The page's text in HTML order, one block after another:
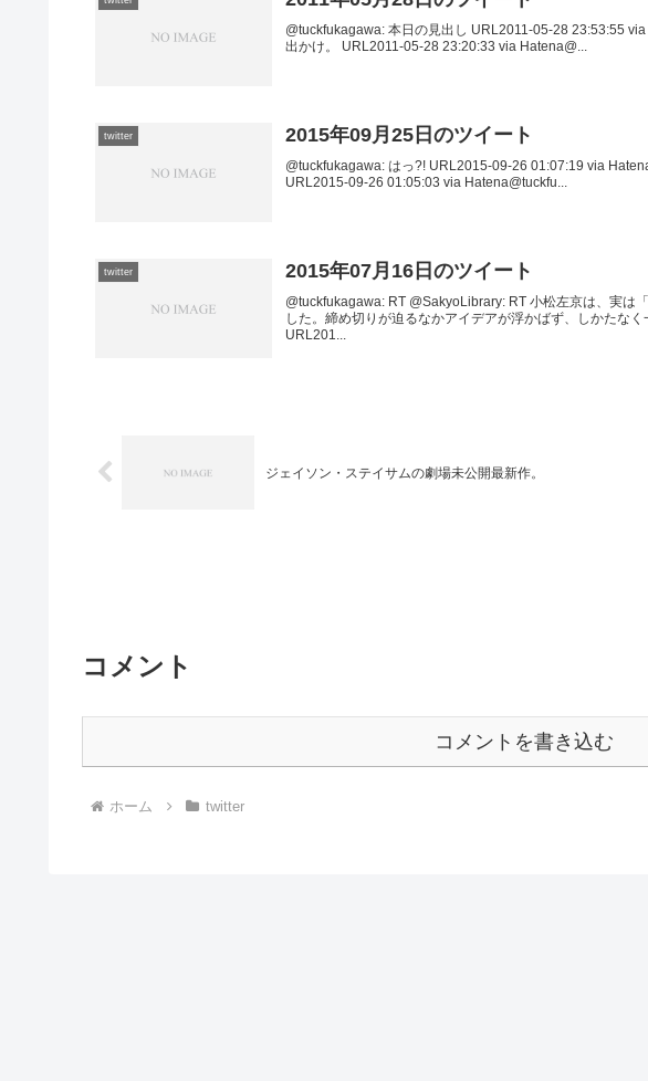
@tuckfukagawa: 本日の見出し URL2011-05-28 23:53:55
出かけ。 URL2011-05-28 23:20:33 via Hatena@...
twitter 2015年09月25日のツイート
@tuckfukagawa: はっ?! URL2015-09-26 01:07:19 via
URL2015-09-26 01:05:03 via Hatena@tuckfu...
twitter 2015年07月16日のツイート
@tuckfukagawa: RT @SakyoLibrary: RT 小松左京は、実は
した。締め切りが迫るなかアイデアが浮かばず、しかたな
URL201...
ジェイソン・ステイサムの劇場未公開最新作。
コメント
コメントを書き込む
ホーム twitter